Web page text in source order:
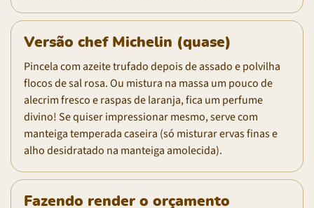
Versão chef Michelin (quase)
Pincela com azeite trufado depois de assado e polvilha
flocos de sal rosa. Ou mistura na massa um pouco de
alecrim fresco e raspas de laranja, fica um perfume
divino! Se quiser impressionar mesmo, serve com
manteiga temperada caseira (só misturar ervas finas e
alho desidratado na manteiga amolecida).
Fazendo render o orçamento